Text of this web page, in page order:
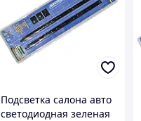
Подсветка салона авто
светодиодная зеленая